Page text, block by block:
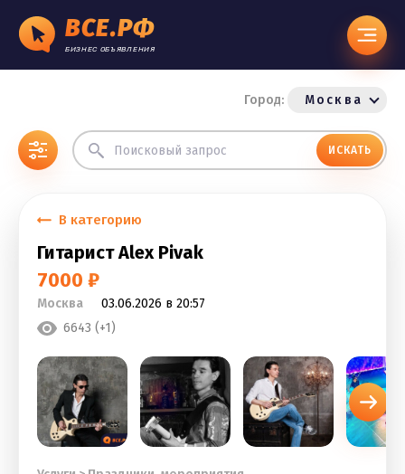
ВСЕ.РФ
БИЗНЕС ОБЪЯВЛЕНИЯ
Город: Москва
ИСКАТЬ
В категорию
Гитарист Alex Pivak
7000 ₽
Москва
03.06.2026 в 20:57
6643 (+1)